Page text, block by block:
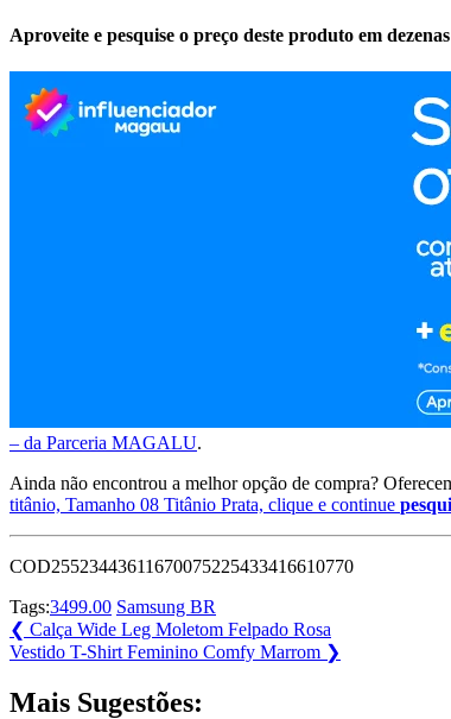
Aproveite e pesquise o preço deste produto em
– da Parceria MAGALU.
Ainda não encontrou a melhor opção de compra?
titânio, Tamanho 08 Titânio Prata, clique e continue
COD25523443611670075225433416610770
Tags:3499.00 Samsung BR
Navegação
de
Post
❮ Previous
Post:
Calça Wide Leg Moletom Felpado Rosa
Next
Vestido T-Shirt Feminino Comfy Marrom ❯
Mais Sugestões: